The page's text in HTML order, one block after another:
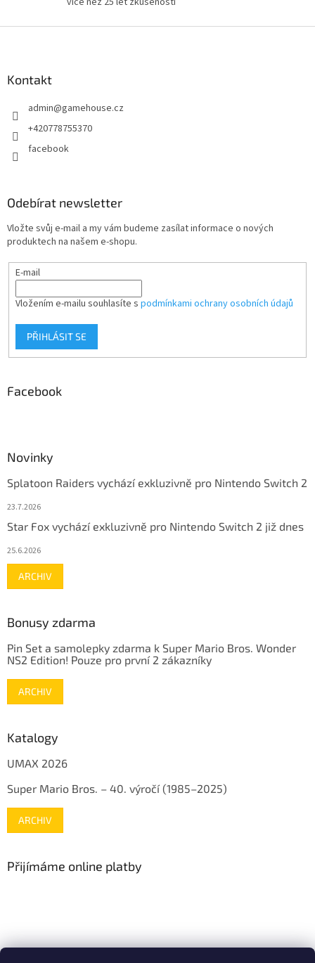
Kontakt
admin@gamehouse.cz
+420778755370
facebook
Odebírat newsletter
Vložte svůj e-mail a my vám budeme zasílat informace o nových
produktech na našem e-shopu.
E-mail
Vložením e-mailu souhlasíte s podmínkami ochrany osobních údajů
PŘIHLÁSIT SE
Facebook
Novinky
Splatoon Raiders vychází exkluzivně pro Nintendo Switch 2
23.7.2026
Star Fox vychází exkluzivně pro Nintendo Switch 2 již dnes
25.6.2026
ARCHIV
Bonusy zdarma
Pin Set a samolepky zdarma k Super Mario Bros. Wonder
NS2 Edition! Pouze pro první 2 zákazníky
ARCHIV
Katalogy
UMAX 2026
Super Mario Bros. – 40. výročí (1985–2025)
ARCHIV
Přijímáme online platby